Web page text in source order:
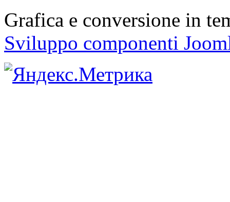
Grafica e conversione in
Sviluppo componenti